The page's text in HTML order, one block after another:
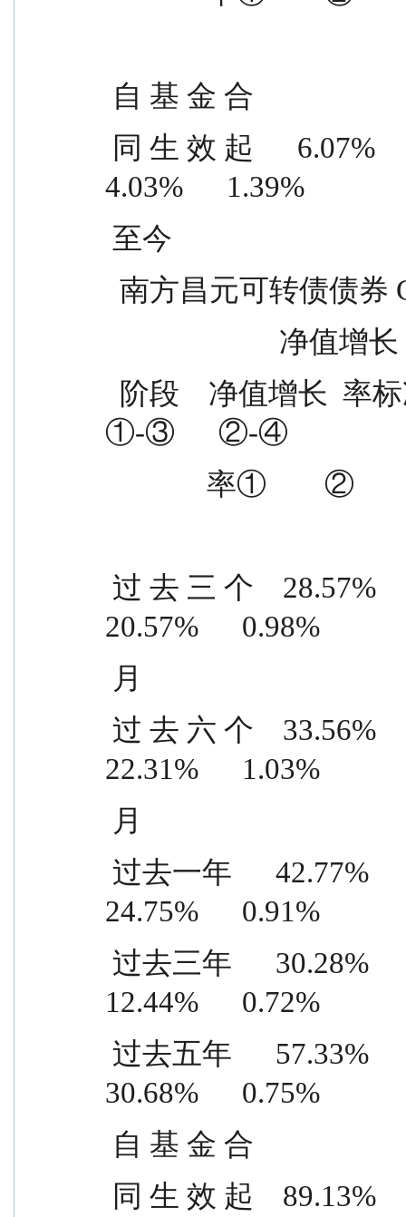
自 基 金 合
4.03%      1.39%
至今
南方昌元可转债债券
①-③      ②-④
率①
20.57%      0.98%
月
22.31%      1.03%
月
24.75%      0.91%
12.44%      0.72%
30.68%      0.75%
自 基 金 合